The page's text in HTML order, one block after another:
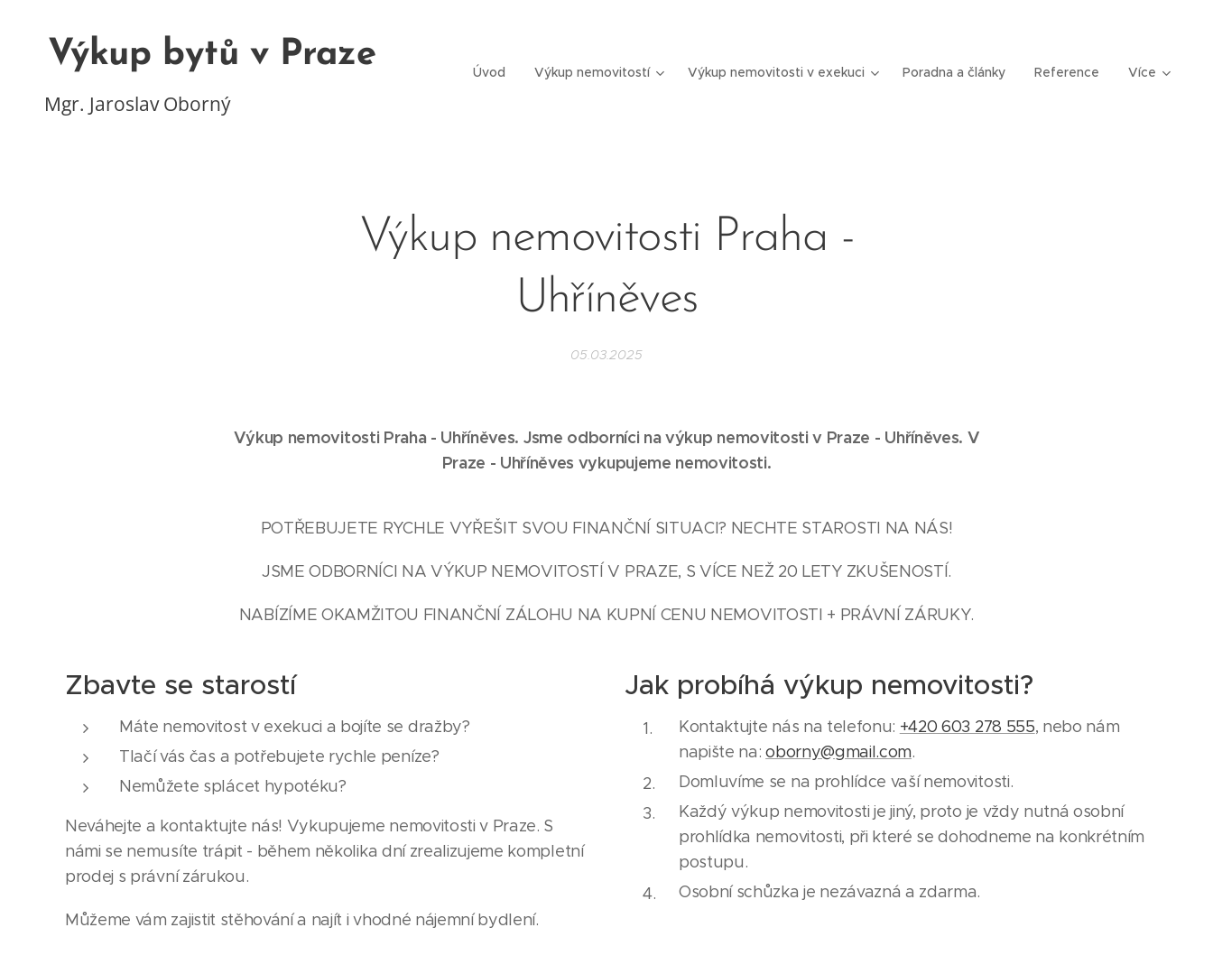
Výkup bytů v Praze
Mgr. Jaroslav Oborný
Úvod Výkup nemovitostí Výkup nemovitosti v exekuci Poradna a články Reference Více
Výkup nemovitosti Praha -
Uhříněves
05.03.2025
Výkup nemovitosti Praha - Uhříněves. Jsme odborníci na výkup nemovitosti v Praze - Uhříněves. V
Praze - Uhříněves vykupujeme nemovitosti.
POTŘEBUJETE RYCHLE VYŘEŠIT SVOU FINANČNÍ SITUACI? NECHTE STAROSTI NA NÁS!
JSME ODBORNÍCI NA VÝKUP NEMOVITOSTÍ V PRAZE, S VÍCE NEŽ 20 LETY ZKUŠENOSTÍ.
NABÍZÍME OKAMŽITOU FINANČNÍ ZÁLOHU NA KUPNÍ CENU NEMOVITOSTI + PRÁVNÍ ZÁRUKY.
Zbavte se starostí
Máte nemovitost v exekuci a bojíte se dražby?
Tlačí vás čas a potřebujete rychle peníze?
Nemůžete splácet hypotéku?
Neváhejte a kontaktujte nás! Vykupujeme nemovitosti v Praze. S
námi se nemusíte trápit - během několika dní zrealizujeme kompletní
prodej s právní zárukou.
Můžeme vám zajistit stěhování a najít i vhodné nájemní bydlení.
Jak probíhá výkup nemovitosti?
Kontaktujte nás na telefonu: +420 603 278 555, nebo nám
napište na:oborny@gmail.com.
Domluvíme se na prohlídce vaší nemovitosti.
Každý výkup nemovitosti je jiný, proto je vždy nutná osobní
prohlídka nemovitosti, při které se dohodneme na konkrétním
postupu.
Osobní schůzka je nezávazná a zdarma.